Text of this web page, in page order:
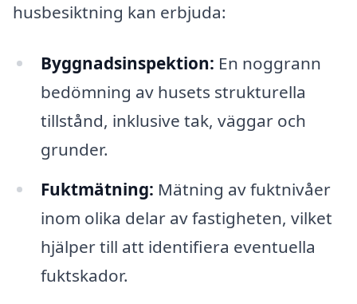
husbesiktning kan erbjuda:
Byggnadsinspektion: En noggrann
bedömning av husets strukturella
tillstånd, inklusive tak, väggar och
grunder.
Fuktmätning: Mätning av fuktnivåer
inom olika delar av fastigheten, vilket
hjälper till att identifiera eventuella
fuktskador.